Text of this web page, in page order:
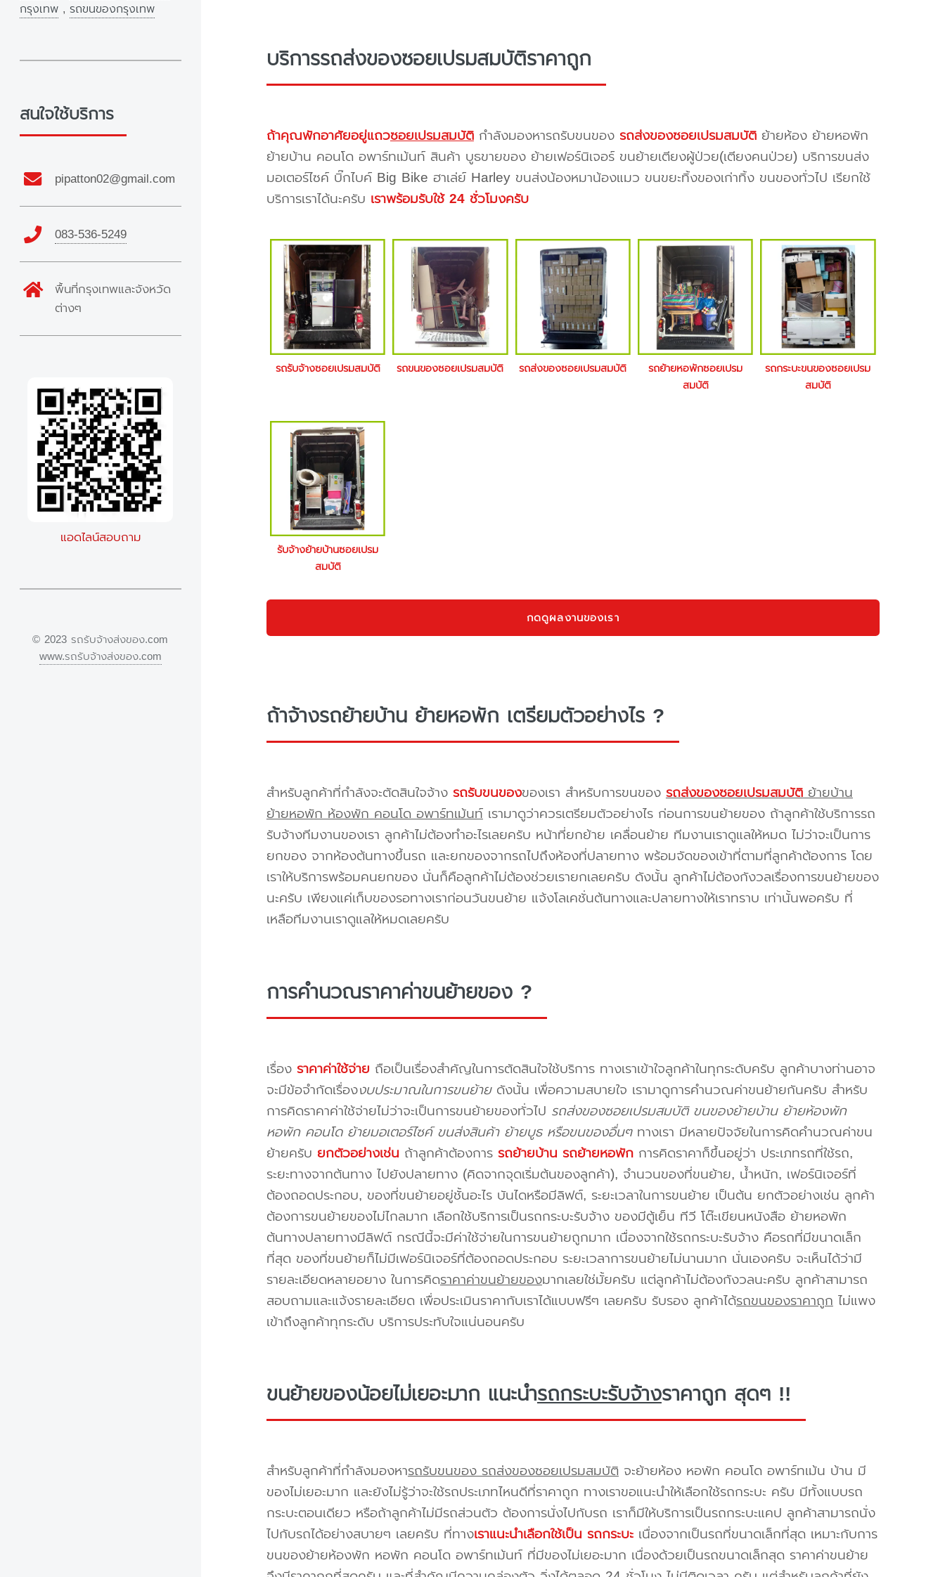
บริการรถส่งของซอยเปรมสมบัติราคาถูก
ถ้าคุณพักอาศัยอยู่แถวซอยเปรมสมบัติกำลังมองหารถรับขนของ รถส่งของซอยเปรมสมบัติย้ายห้อง ย้ายหอพัก
ย้ายบ้าน คอนโด อพาร์ทเม้นท์ สินค้า บูธขายของ ย้ายเฟอร์นิเจอร์ ขนย้ายเตียงผู้ป่วย(เตียงคนป่วย) บริการขนส่ง
มอเตอร์ไซค์ บิ๊กไบค์ Big Bike ฮาเล่ย์ Harley ขนส่งน้องหมาน้องแมว ขนขยะทิ้งของเก่าทิ้ง ขนของทั่วไป เรียกใช้
บริการเราได้นะครับ เราพร้อมรับใช้ 24 ชั่วโมงครับ
รถรับจ้างซอยเปรมสมบัติ รถขนของซอยเปรมสมบัติ รถส่งของซอยเปรมสมบัติ
รถย้ายหอพักซอยเปรม
สมบัติ
รถกระบะขนของซอยเปรม
สมบัติ
รับจ้างย้ายบ้านซอยเปรม
สมบัติ
กดดูผลงานของเรา
ถ้าจ้างรถย้ายบ้าน ย้ายหอพัก เตรียมตัวอย่างไร ?
สำหรับลูกค้าที่กำลังจะตัดสินใจจ้าง รถรับขนของของเรา สำหรับการขนของ รถส่งของซอยเปรมสมบัติย้ายบ้าน
ย้ายหอพัก ห้องพัก คอนโด อพาร์ทเม้นท์เรามาดูว่าควรเตรียมตัวอย่างไร ก่อนการขนย้ายของ ถ้าลูกค้าใช้บริการรถ
รับจ้างทีมงานของเรา ลูกค้าไม่ต้องทำอะไรเลยครับ หน้าที่ยกย้าย เคลื่อนย้าย ทีมงานเราดูแลให้หมด ไม่ว่าจะเป็นการ
ยกของ จากห้องต้นทางขึ้นรถ และยกของจากรถไปถึงห้องที่ปลายทาง พร้อมจัดของเข้าที่ตามที่ลูกค้าต้องการ โดย
เราให้บริการพร้อมคนยกของ นั่นก็คือลูกค้าไม่ต้องช่วยเรายกเลยครับ ดังนั้น ลูกค้าไม่ต้องกังวลเรื่องการขนย้ายของ
นะครับ เพียงแค่เก็บของรอทางเราก่อนวันขนย้าย แจ้งโลเคชั่นต้นทางและปลายทางให้เราทราบ เท่านั้นพอครับ ที่
เหลือทีมงานเราดูแลให้หมดเลยครับ
การคำนวณราคาค่าขนย้ายของ ?
เรื่อง ราคาค่าใช้จ่าย ถือเป็นเรื่องสำคัญในการตัดสินใจใช้บริการ ทางเราเข้าใจลูกค้าในทุกระดับครับ ลูกค้าบางท่านอาจ
จะมีข้อจำกัดเรื่องงบประมาณในการขนย้ายดังนั้น เพื่อความสบายใจ เรามาดูการคำนวณค่าขนย้ายกันครับ สำหรับ
การคิดราคาค่าใช้จ่ายไม่ว่าจะเป็นการขนย้ายของทั่วไป รถส่งของซอยเปรมสมบัติ ขนของย้ายบ้าน ย้ายห้องพัก
หอพัก คอนโด ย้ายมอเตอร์ไซค์ ขนส่งสินค้า ย้ายบูธ หรือขนของอื่นๆทางเรา มีหลายปัจจัยในการคิดคำนวณค่าขน
ย้ายครับ ยกตัวอย่างเช่น ถ้าลูกค้าต้องการ รถย้ายบ้าน รถย้ายหอพักการคิดราคาก็ขึ้นอยู่ว่า ประเภทรถที่ใช้รถ,
ระยะทางจากต้นทาง ไปยังปลายทาง (คิดจากจุดเริ่มต้นของลูกค้า), จำนวนของที่ขนย้าย, น้ำหนัก, เฟอร์นิเจอร์ที่
ต้องถอดประกอบ, ของที่ขนย้ายอยู่ชั้นอะไร บันไดหรือมีลิฟต์, ระยะเวลาในการขนย้าย เป็นต้น ยกตัวอย่างเช่น ลูกค้า
ต้องการขนย้ายของไม่ไกลมาก เลือกใช้บริการเป็นรถกระบะรับจ้าง ของมีตู้เย็น ทีวี โต๊ะเขียนหนังสือ ย้ายหอพัก
ต้นทางปลายทางมีลิฟต์ กรณีนี้จะมีค่าใช้จ่ายในการขนย้ายถูกมาก เนื่องจากใช้รถกระบะรับจ้าง คือรถที่มีขนาดเล็ก
ที่สุด ของที่ขนย้ายก็ไม่มีเฟอร์นิเจอร์ที่ต้องถอดประกอบ ระยะเวลาการขนย้ายไม่นานมาก นั่นเองครับ จะเห็นได้ว่ามี
รายละเอียดหลายอยาง ในการคิดราคาค่าขนย้ายของมากเลยใช่มั้ยครับ แต่ลูกค้าไม่ต้องกังวลนะครับ ลูกค้าสามารถ
สอบถามและแจ้งรายละเอียด เพื่อประเมินราคากับเราได้แบบฟรีๆ เลยครับ รับรอง ลูกค้าได้รถขนของราคาถูกไม่แพง
เข้าถึงลูกค้าทุกระดับ บริการประทับใจแน่นอนครับ
ขนย้ายของน้อยไม่เยอะมาก แนะนำรถกระบะรับจ้างราคาถูก สุดๆ !!
สำหรับลูกค้าที่กำลังมองหารถรับขนของ รถส่งของซอยเปรมสมบัติจะย้ายห้อง หอพัก คอนโด อพาร์ทเม้น บ้าน มี
ของไม่เยอะมาก และยังไม่รู้ว่าจะใช้รถประเภทไหนดีที่ราคาถูก ทางเราขอแนะนำให้เลือกใช้รถกระบะ ครับ มีทั้งแบบรถ
กระบะตอนเดียว หรือถ้าลูกค้าไม่มีรถส่วนตัว ต้องการนั่งไปกับรถ เราก็มีให้บริการเป็นรถกระบะแคป ลูกค้าสามารถนั่ง
ไปกับรถได้อย่างสบายๆ เลยครับ ที่ทางเราแนะนำเลือกใช้เป็น รถกระบะเนื่องจากเป็นรถที่ขนาดเล็กที่สุด เหมาะกับการ
ขนของย้ายห้องพัก หอพัก คอนโด อพาร์ทเม้นท์ ที่มีของไม่เยอะมาก เนื่องด้วยเป็นรถขนาดเล็กสุด ราคาค่าขนย้าย
กรุงเทพ , รถขนของกรุงเทพ
สนใจใช้บริการ
pipatton02@gmail.com
083-536-5249
พื้นที่กรุงเทพและจังหวัด
ต่างๆ
แอดไลน์สอบถาม
© 2023 รถรับจ้างส่งของ.com
www.รถรับจ้างส่งของ.com